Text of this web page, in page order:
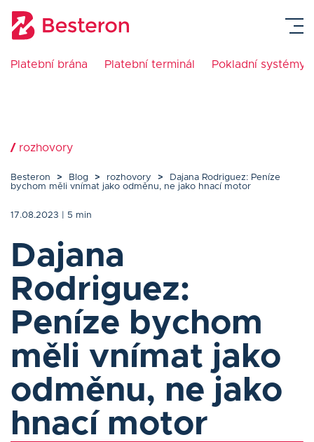
Platební brána Platební terminál Pokladní systémy
Přihlásit se
Kontakt
Blog
O nás
Ceník
Platební brána
Platební terminál
/ rozhovory
Besteron > Blog > rozhovory >
Dajana Rodriguez: Peníze
bychom měli vnímat jako odměnu, ne jako hnací motor
17.08.2023 | 5 min
Dajana
Rodriguez:
Peníze bychom
měli vnímat jako
odměnu, ne jako
hnací motor